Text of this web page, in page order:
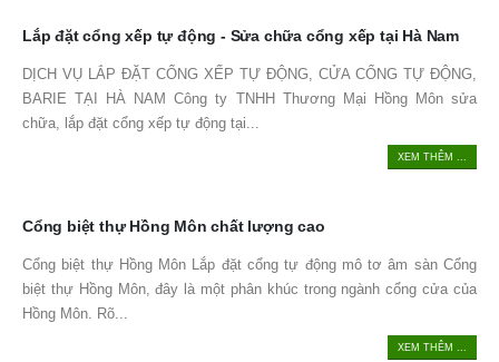
Lắp đặt cổng xếp tự động - Sửa chữa cổng xếp tại Hà Nam
DỊCH VỤ LẮP ĐẶT CỔNG XẾP TỰ ĐỘNG, CỬA CỔNG TỰ ĐỘNG,
BARIE TẠI HÀ NAM Công ty TNHH Thương Mại Hồng Môn sửa
chữa, lắp đặt cổng xếp tự động tại...
XEM THÊM ...
Cổng biệt thự Hồng Môn chất lượng cao
Cổng biệt thự Hồng Môn Lắp đặt cổng tự động mô tơ âm sàn Cổng
biệt thự Hồng Môn, đây là một phân khúc trong ngành cổng cửa của
Hồng Môn. Rõ...
XEM THÊM ...